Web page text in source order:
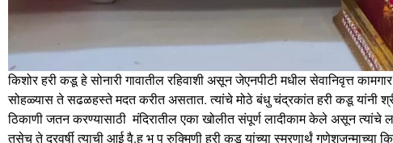
किशोर हरी कडू हे सोनारी गावातील रहिवाशी असून जेएनपीटी मधील सेवानिवृत्त
सोहळ्यास ते सढळहस्ते मदत करीत असतात. त्यांचे मोठे बंधु चंद्रकांत हरी कडू यांनी श्री
ठिकाणी जतन करण्यासाठी मंदिरातील एका खोलीत संपूर्ण लादीकाम केले असून
तसेच ते दरवर्षी त्याची आई वै.ह भ प रुक्मिणी हरी कडू यांच्या स्मरणार्थं गणेशजन्माच्या